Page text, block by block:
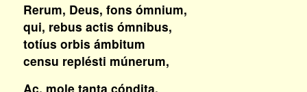
Rerum, Deus, fons ómnium,
qui, rebus actis ómnibus,
totíus orbis ámbitum
censu replésti múnerum,
Ac, mole tanta cóndita,